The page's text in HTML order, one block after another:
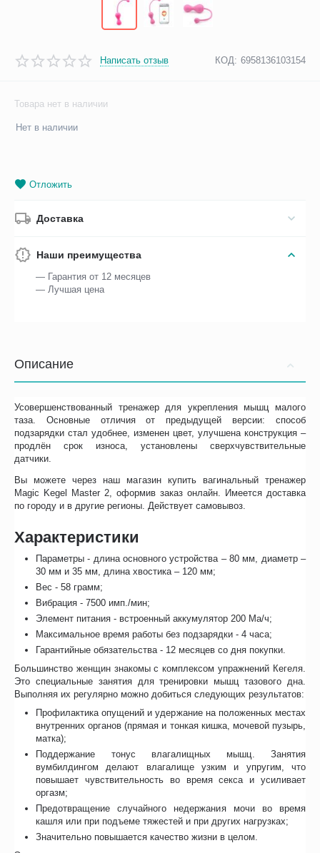
Написать отзыв КОД: 6958136103154
Товара нет в наличии
Нет в наличии
Отложить
Доставка
Наши преимущества
— Гарантия от 12 месяцев
— Лучшая цена
Описание
Усовершенствованный тренажер для укрепления мышц малого
таза. Основные отличия от предыдущей версии: способ
подзарядки стал удобнее, изменен цвет, улучшена конструкция –
продлён срок износа, установлены сверхчувствительные
датчики.
Вы можете через наш магазин купить вагинальный тренажер
Magic Kegel Master 2, оформив заказ онлайн. Имеется доставка
по городу и в другие регионы. Действует самовывоз.
Характеристики
Параметры - длина основного устройства – 80 мм, диаметр –
30 мм и 35 мм, длина хвостика – 120 мм;
Вес - 58 грамм;
Вибрация - 7500 имп./мин;
Элемент питания - встроенный аккумулятор 200 Ма/ч;
Максимальное время работы без подзарядки - 4 часа;
Гарантийные обязательства - 12 месяцев со дня покупки.
Большинство женщин знакомы с комплексом упражнений Кегеля.
Это специальные занятия для тренировки мышц тазового дна.
Выполняя их регулярно можно добиться следующих результатов:
Профилактика опущений и удержание на положенных местах
внутренних органов (прямая и тонкая кишка, мочевой пузырь,
матка);
Поддержание тонус влагалищных мышц. Занятия
вумбилдингом делают влагалище узким и упругим, что
повышает чувствительность во время секса и усиливает
оргазм;
Предотвращение случайного недержания мочи во время
кашля или при подъеме тяжестей и при других нагрузках;
Значительно повышается качество жизни в целом.